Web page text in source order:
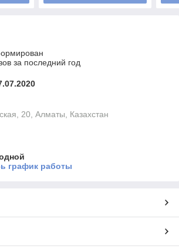
за последний год
20, Алматы, Казахстан
график работы